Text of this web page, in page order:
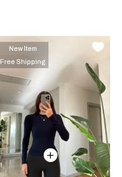
New Item
Free Shipping